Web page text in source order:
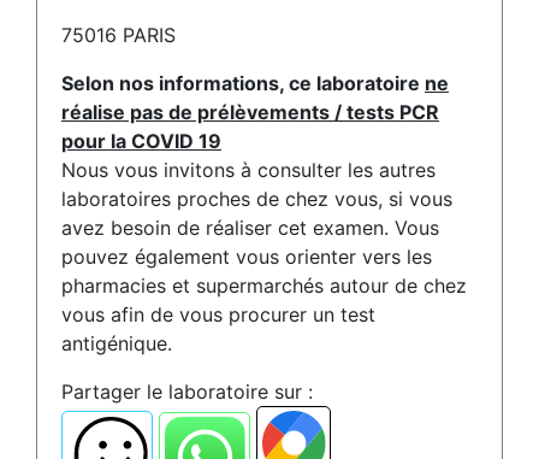
75016 PARIS
Selon nos informations, ce laboratoire ne
réalise pas de prélèvements / tests PCR
pour la COVID 19
Nous vous invitons à consulter les autres
laboratoires proches de chez vous, si vous
avez besoin de réaliser cet examen. Vous
pouvez également vous orienter vers les
pharmacies et supermarchés autour de chez
vous afin de vous procurer un test
antigénique.
Partager le laboratoire sur :